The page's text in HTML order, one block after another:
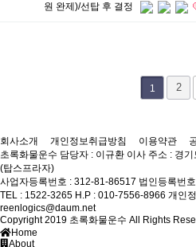
원 완제)/선탑 후 결정
1 2
회사소개 개인정보취급방침 이용약관
초록화물운수 담당자 : 이규환 이사 주소 : 경
(탑스프라자)
사업자등록번호 : 312-81-86517 법인등록번
TEL : 1522-3265 H.P : 010-7556-8966 개인
reenlogics@daum.net
Copyright 2019 초록화물운수 All Rights
Home
About